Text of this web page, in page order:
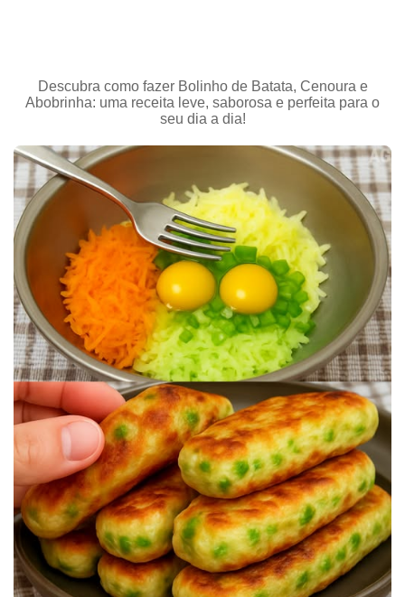
Descubra como fazer Bolinho de Batata, Cenoura e
Abobrinha: uma receita leve, saborosa e perfeita para o
seu dia a dia!